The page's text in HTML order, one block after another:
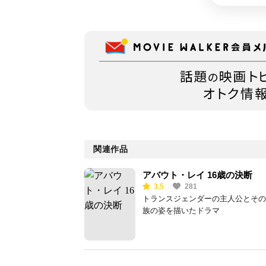
関連作品
アバウト・レイ 16歳の決断
3.5 281
トランスジェンダーの主人公とそ
族の姿を描いたドラマ